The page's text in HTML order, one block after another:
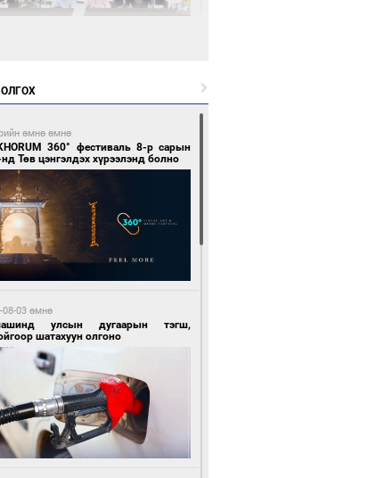
автомашинтай иргэдэд шатахуун
өмнө өмнө
Зүүн Азийн эрэгтэйчүүдийн
амжилт хүслээ
өмнө өмнө
тээврийн хэрэгсэл жолоодсон
бүртгэгдлээ
өмнө өмнө
360° фестиваль 8-р сарын
Төв цэнгэлдэх хүрээлэнд болно
08-03 өмнө
улсын дугаарын тэгш,
шатахуун олгоно